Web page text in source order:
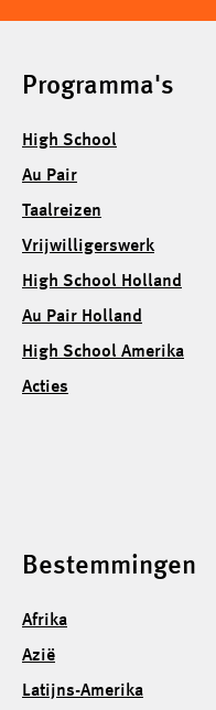
Programma's
High School
Au Pair
Taalreizen
Vrijwilligerswerk
High School Holland
Au Pair Holland
High School Amerika
Acties
Bestemmingen
Afrika
Azië
Latijns-Amerika